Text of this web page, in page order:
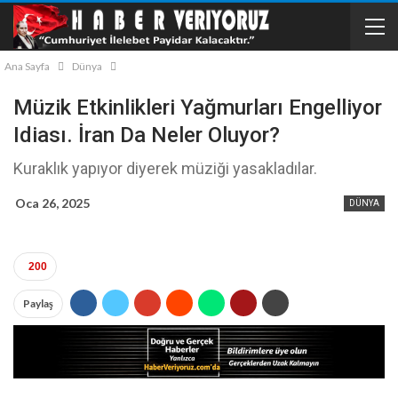
Ana Sayfa Dünya
Müzik Etkinlikleri Yağmurları Engelliyor
Idiası. İran Da Neler Oluyor?
Kuraklık yapıyor diyerek müziği yasakladılar.
DÜNYA
Oca 26, 2025
200
Paylaş